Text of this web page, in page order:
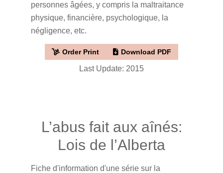
personnes âgées, y compris la maltraitance
physique, financière, psychologique, la
négligence, etc.
Order Print Download PDF
Last Update: 2015
L’abus fait aux aînés:
Lois de l’Alberta
Fiche d'information d'une série sur la